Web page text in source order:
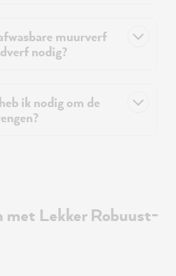
muurverf
nodig?
ik nodig om de
met Lekker Robuust-